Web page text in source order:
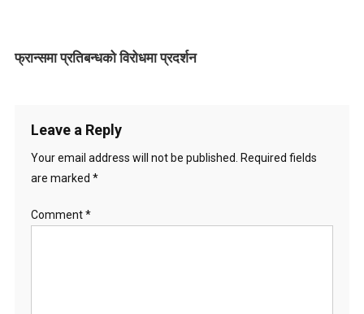
a
फ्रान्समा प्रतिबन्धको विरोधमा प्रदर्शन
Leave a Reply
Your email address will not be published.
Required fields
are marked *
Comment*